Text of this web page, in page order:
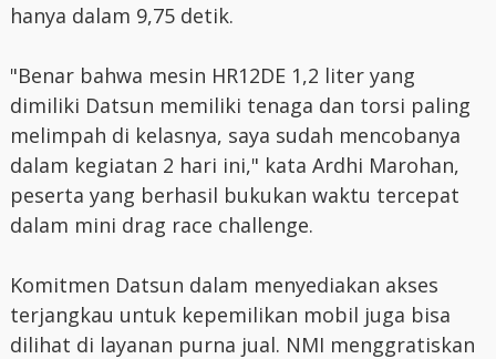
hanya dalam 9,75 detik.
"Benar bahwa mesin HR12DE 1,2 liter yang
dimiliki Datsun memiliki tenaga dan torsi paling
melimpah di kelasnya, saya sudah mencobanya
dalam kegiatan 2 hari ini," kata Ardhi Marohan,
peserta yang berhasil bukukan waktu tercepat
dalam mini drag race challenge.
Komitmen Datsun dalam menyediakan akses
terjangkau untuk kepemilikan mobil juga bisa
dilihat di layanan purna jual. NMI menggratiskan